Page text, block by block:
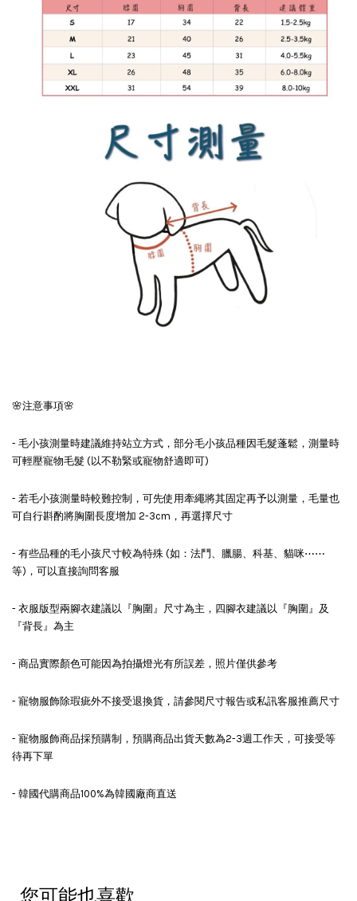
🌸注意事項🌸
- 毛小孩測量時建議維持站立方式，部分毛小孩品種因毛髮蓬鬆，測量時
可輕壓寵物毛髮 (以不勒緊或寵物舒適即可)
- 若毛小孩測量時較難控制，可先使用牽繩將其固定再予以測量，毛量也
可自行斟酌將胸圍長度增加 2-3cm，再選擇尺寸
- 有些品種的毛小孩尺寸較為特殊 (如：法鬥、臘腸、科基、貓咪⋯⋯
等)，可以直接詢問客服
- 衣服版型兩腳衣建議以『胸圍』尺寸為主，四腳衣建議以『胸圍』及
『背長』為主
- 商品實際顏色可能因為拍攝燈光有所誤差，照片僅供參考
- 寵物服飾除瑕疵外不接受退換貨，請參閱尺寸報告或私訊客服推薦尺寸
- 寵物服飾商品採預購制，預購商品出貨天數為2-3週工作天，可接受等
待再下單
- 韓國代購商品100%為韓國廠商直送
您可能也喜歡